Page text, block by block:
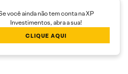
você ainda não tem conta na XP
Investimentos, abra a sua!
CLIQUE AQUI